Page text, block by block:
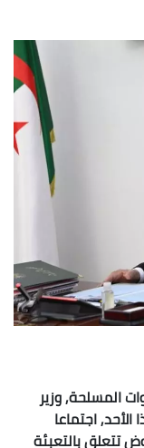
المسلحة, وزير
اجتماعا
تتعلق بالتعبئة